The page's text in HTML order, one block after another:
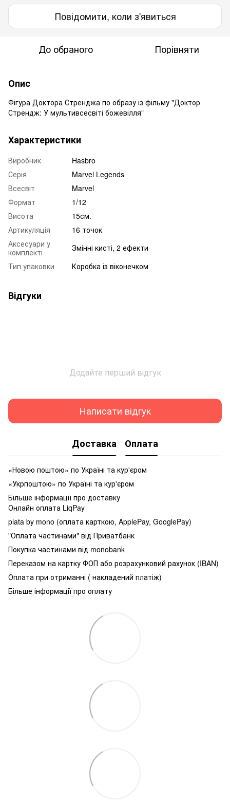
Повідомити, коли з'явиться
До обраного Порівняти
Опис
Фігура Доктора Стренджа по образу із фільму "Доктор
Стрендж: У мультивсесвіті божевілля"
Характеристики
Виробник
Hasbro
Серія
Marvel Legends
Всесвіт
Marvel
Формат
1/12
Висота
15см.
Артикуляція
16 точок
Аксесуари у
комплекті
Змінні кисті, 2 ефекти
Тип упаковки
Коробка із віконечком
Відгуки
Додайте перший відгук
Написати відгук
Доставка Оплата
«Новою поштою» по Україні та кур'єром
«Укрпоштою» по Україні та кур'єром
Більше інформації про доставку
Онлайн оплата LiqPay
plata by mono (оплата карткою, ApplePay, GooglePay)
"Оплата частинами" від Приватбанк
Покупка частинами від monobank
Переказом на картку ФОП або розрахунковий рахунок (IBAN)
Оплата при отриманні ( накладений платіж)
Більше інформації про оплату